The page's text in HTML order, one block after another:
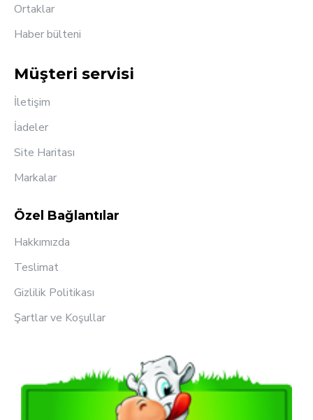
Ortaklar
Haber bülteni
Müşteri servisi
İletişim
İadeler
Site Haritası
Markalar
Özel Bağlantılar
Hakkımızda
Teslimat
Gizlilik Politikası
Şartlar ve Koşullar